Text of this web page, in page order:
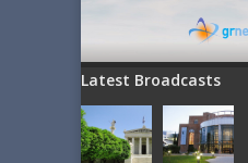
Latest Broadcasts